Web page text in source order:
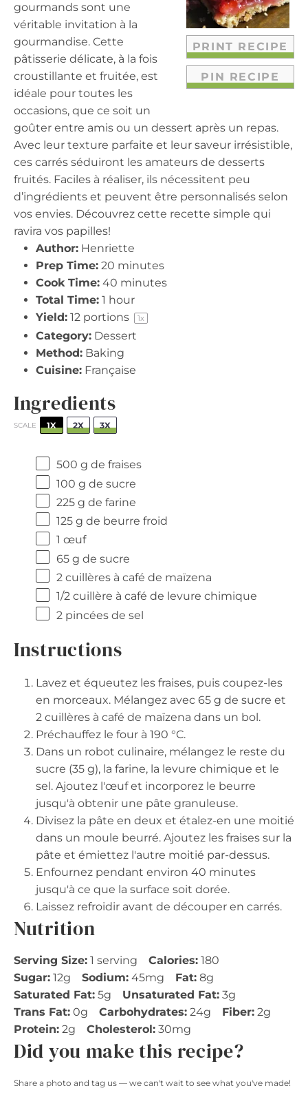
PRINT RECIPE
PIN RECIPE
s
s
s
s
gourmands sont une
véritable invitation à la
gourmandise. Cette
pâtisserie délicate, à la fois
croustillante et fruitée, est
idéale pour toutes les
occasions, que ce soit un
goûter entre amis ou un dessert après un repas.
Avec leur texture parfaite et leur saveur irrésistible,
ces carrés séduiront les amateurs de desserts
fruités. Faciles à réaliser, ils nécessitent peu
d’ingrédients et peuvent être personnalisés selon
vos envies. Découvrez cette recette simple qui
ravira vos papilles!
Author: Henriette
Prep Time: 20 minutes
Cook Time: 40 minutes
Total Time: 1 hour
Yield: 12 portions 1x
Category: Dessert
Method: Baking
Cuisine: Française
Ingredients
SCALE 1X 2X 3X
500 g de fraises
100 g de sucre
225 g de farine
125 g de beurre froid
1 œuf
65 g de sucre
2 cuillères à café de maïzena
1/2 cuillère à café de levure chimique
2 pincées de sel
Instructions
Lavez et équeutez les fraises, puis coupez-les
en morceaux. Mélangez avec 65 g de sucre et
2 cuillères à café de maïzena dans un bol.
Préchauffez le four à 190 °C.
Dans un robot culinaire, mélangez le reste du
sucre (35 g), la farine, la levure chimique et le
sel. Ajoutez l'œuf et incorporez le beurre
jusqu'à obtenir une pâte granuleuse.
Divisez la pâte en deux et étalez-en une moitié
dans un moule beurré. Ajoutez les fraises sur la
pâte et émiettez l'autre moitié par-dessus.
Enfournez pendant environ 40 minutes
jusqu'à ce que la surface soit dorée.
Laissez refroidir avant de découper en carrés.
Nutrition
Serving Size: 1 serving Calories: 180
Sugar: 12g Sodium: 45mg Fat: 8g
Saturated Fat: 5g Unsaturated Fat: 3g
Trans Fat: 0g Carbohydrates: 24g Fiber: 2g
Protein: 2g Cholesterol: 30mg
Did you make this recipe?
Share a photo and tag us — we can't wait to see what you've made!